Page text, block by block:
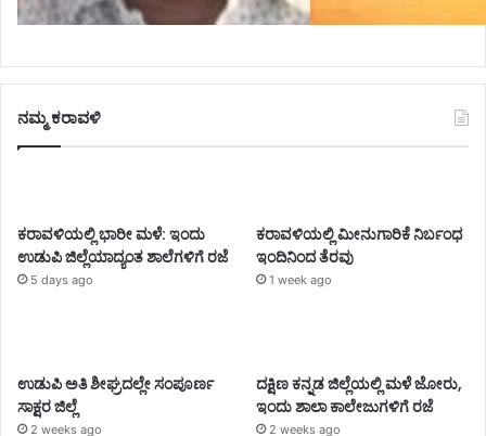
ನಮ್ಮ ಕರಾವಳಿ
ಕರಾವಳಿಯಲ್ಲಿ ಭಾರೀ ಮಳೆ: ಇಂದು
ಉಡುಪಿ ಜಿಲ್ಲೆಯಾದ್ಯಂತ ಶಾಲೆಗಳಿಗೆ ರಜೆ
5 days ago
ಕರಾವಳಿಯಲ್ಲಿ ಮೀನುಗಾರಿಕೆ ನಿರ್ಬಂಧ
ಇಂದಿನಿಂದ ತೆರವು
1 week ago
ಉಡುಪಿ ಅತಿ ಶೀಘ್ರದಲ್ಲೇ ಸಂಪೂರ್ಣ
ಸಾಕ್ಷರ ಜಿಲ್ಲೆ
2 weeks ago
ದಕ್ಷಿಣ ಕನ್ನಡ ಜಿಲ್ಲೆಯಲ್ಲಿ ಮಳೆ ಜೋರು,
ಇಂದು ಶಾಲಾ ಕಾಲೇಜುಗಳಿಗೆ ರಜೆ
2 weeks ago